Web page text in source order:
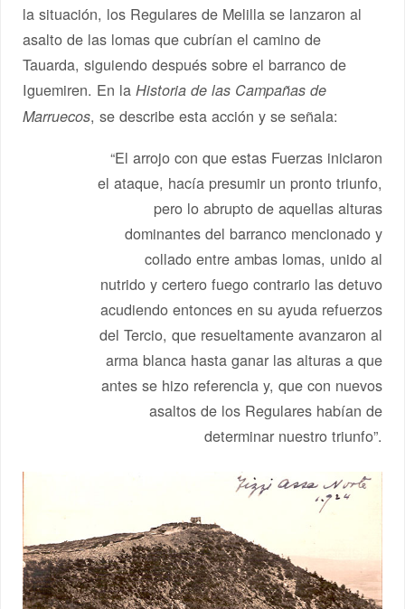
la situación, los Regulares de Melilla se lanzaron al
asalto de las lomas que cubrían el camino de
Tauarda, siguiendo después sobre el barranco de
Iguemiren. En laHistoria de las Campañas de
Marruecos, se describe esta acción y se señala:
“El arrojo con que estas Fuerzas iniciaron
el ataque, hacía presumir un pronto triunfo,
pero lo abrupto de aquellas alturas
dominantes del barranco mencionado y
collado entre ambas lomas, unido al
nutrido y certero fuego contrario las detuvo
acudiendo entonces en su ayuda refuerzos
del Tercio, que resueltamente avanzaron al
arma blanca hasta ganar las alturas a que
antes se hizo referencia y, que con nuevos
asaltos de los Regulares habían de
determinar nuestro triunfo”.